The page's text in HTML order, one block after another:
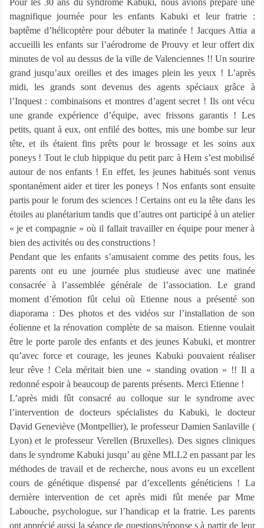
Pour les 30 ans du syndrome Kabuki, nous avions préparé une
magnifique journée pour les enfants Kabuki et leur fratrie :
baptême d’hélicoptère pour débuter la matinée ! Jacques Attia a
accueilli les enfants sur l’aérodrome de Prouvy et leur offert dix
minutes de vol au dessus de la ville de Valenciennes !! Un sourire
grand jusqu’aux oreilles et des images plein les yeux ! L’après
midi, les grands sont devenus des agents spéciaux grâce à
l’Inquest : combinaisons et montres d’agent secret ! Ils ont vécu
une grande expérience d’équipe, avec frissons garantis ! Les
petits, quant à eux, ont enfilé des bottes, mis une bombe sur leur
tête, et ils étaient fins prêts pour le brossage et les soins aux
poneys ! Tout le club hippique du petit parc à Hem s’est mobilisé
autour de nos enfants ! En effet, les jeunes habitués sont venus
spontanément aider et tirer les poneys ! Nos enfants sont ensuite
partis pour le forum des sciences ! Certains ont eu la tête dans les
étoiles au planétarium tandis que d’autres ont participé à un atelier
« je et compagnie » où il fallait travailler en équipe pour mener à
bien des activités ou des constructions !
Pendant que les enfants s’amusaient comme des petits fous, les
parents ont eu une journée plus studieuse avec une matinée
consacrée à l’assemblée générale de l’association. Le grand
moment d’émotion fût celui où Etienne nous a présenté son
diaporama : Des photos et des vidéos sur l’installation de son
éolienne et la rénovation complète de sa maison. Etienne voulait
être le porte parole des enfants et des jeunes Kabuki, et montrer
qu’avec force et courage, les jeunes Kabuki pouvaient réaliser
leur rêve ! Cela méritait bien une « standing ovation » !! Il a
redonné espoir à beaucoup de parents présents. Merci Etienne !
L’après midi fût consacré au colloque sur le syndrome avec
l’intervention de docteurs spécialistes du Kabuki, le docteur
David Geneviève (Montpellier), le professeur Damien Sanlaville (
Lyon) et le professeur Verellen (Bruxelles). Des signes cliniques
dans le syndrome Kabuki jusqu’ au gène MLL2 en passant par les
méthodes de travail et de recherche, nous avons eu un excellent
cours de génétique dispensé par d’excellents généticiens ! La
dernière intervention de cet après midi fût menée par Mme
Labouche, psychologue, sur l’handicap et la fratrie. Les parents
ont apprécié aussi la séance de questions/réponse s à partir de leur